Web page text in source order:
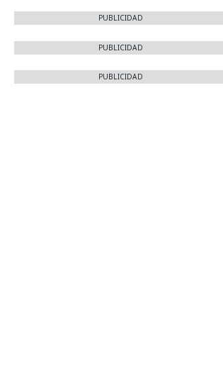
PUBLICIDAD
PUBLICIDAD
PUBLICIDAD